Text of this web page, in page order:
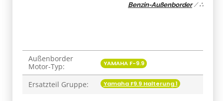
Benzin-Außenborder/∴
Produkteigenschaft
Wert
Außenborder
Motor-Typ:
YAMAHA F-9.9
Ersatzteil Gruppe: Yamaha F9.9 Halterung 1